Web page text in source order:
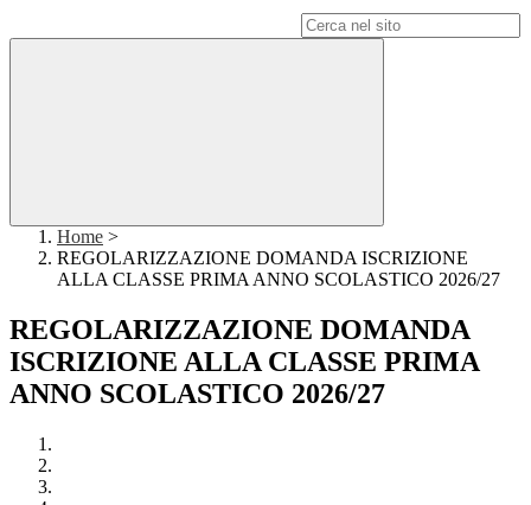
Home >
REGOLARIZZAZIONE DOMANDA ISCRIZIONE
ALLA CLASSE PRIMA ANNO SCOLASTICO 2026/27
REGOLARIZZAZIONE DOMANDA
ISCRIZIONE ALLA CLASSE PRIMA
ANNO SCOLASTICO 2026/27